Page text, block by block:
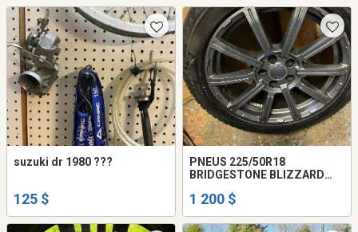
suzuki dr 1980 ???
125 $
PNEUS 225/50R18
BRIDGESTONE BLIZZARD
1 200 $